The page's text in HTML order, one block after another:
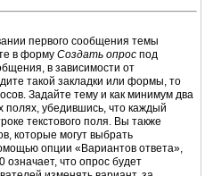
первого сообщения темы
в форму Создать опрос под
в зависимости от
такой закладки или формы, то
Задайте тему и как минимум два
полях, убедившись, что каждый
текстового поля. Вы также
которые могут выбрать
опции «Вариантов ответа»,
означает, что опрос будет